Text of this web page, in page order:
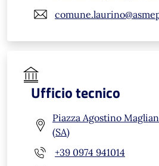
Ufficio tecnico
Piazza Agostino
(SA)
+39 0974 941014